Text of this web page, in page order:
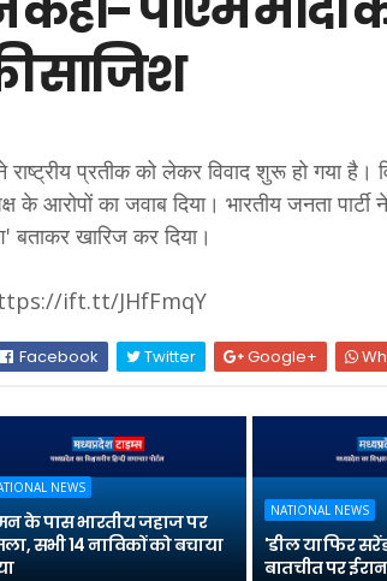
साजिश
प्रतीक को लेकर विवाद शुरू हो गया है।
के आरोपों का जवाब दिया। भारतीय जनता पार्टी
बताकर खारिज कर दिया।
ift.tt/JHfFmqY
Facebook Twitter Google+
NEWS
के पास भारतीय जहाज पर
सभी 14 नाविकों को बचाया
NATIONAL NEWS
'डील या फिर
बातचीत पर